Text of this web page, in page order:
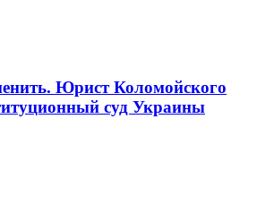
Юрист Коломойского
суд Украины